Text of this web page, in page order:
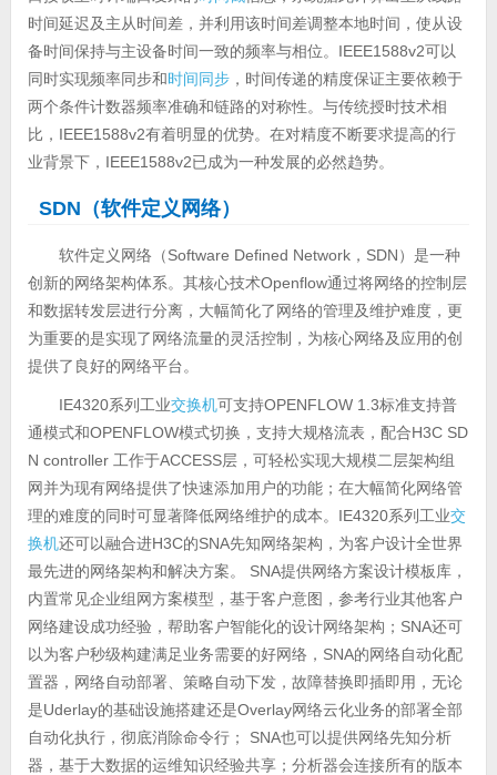
时间延迟及主从时间差，并利用该时间差调整本地时间，使从设
备时间保持与主设备时间一致的频率与相位。IEEE1588v2可以
同时实现频率同步和时间同步，时间传递的精度保证主要依赖于
两个条件计数器频率准确和链路的对称性。与传统授时技术相
比，IEEE1588v2有着明显的优势。在对精度不断要求提高的行
业背景下，IEEE1588v2已成为一种发展的必然趋势。
SDN（软件定义网络）
软件定义网络（Software Defined Network，SDN）是一种
创新的网络架构体系。其核心技术Openflow通过将网络的控制层
和数据转发层进行分离，大幅简化了网络的管理及维护难度，更
为重要的是实现了网络流量的灵活控制，为核心网络及应用的创
提供了良好的网络平台。
IE4320系列工业交换机可支持OPENFLOW 1.3标准支持普
通模式和OPENFLOW模式切换，支持大规格流表，配合H3C SD
N controller 工作于ACCESS层，可轻松实现大规模二层架构组
网并为现有网络提供了快速添加用户的功能；在大幅简化网络管
理的难度的同时可显著降低网络维护的成本。IE4320系列工业交
换机还可以融合进H3C的SNA先知网络架构，为客户设计全世界
最先进的网络架构和解决方案。 SNA提供网络方案设计模板库，
内置常见企业组网方案模型，基于客户意图，参考行业其他客户
网络建设成功经验，帮助客户智能化的设计网络架构；SNA还可
以为客户秒级构建满足业务需要的好网络，SNA的网络自动化配
置器，网络自动部署、策略自动下发，故障替换即插即用，无论
是Uderlay的基础设施搭建还是Overlay网络云化业务的部署全部
自动化执行，彻底消除命令行； SNA也可以提供网络先知分析
器，基于大数据的运维知识经验共享；分析器会连接所有的版本